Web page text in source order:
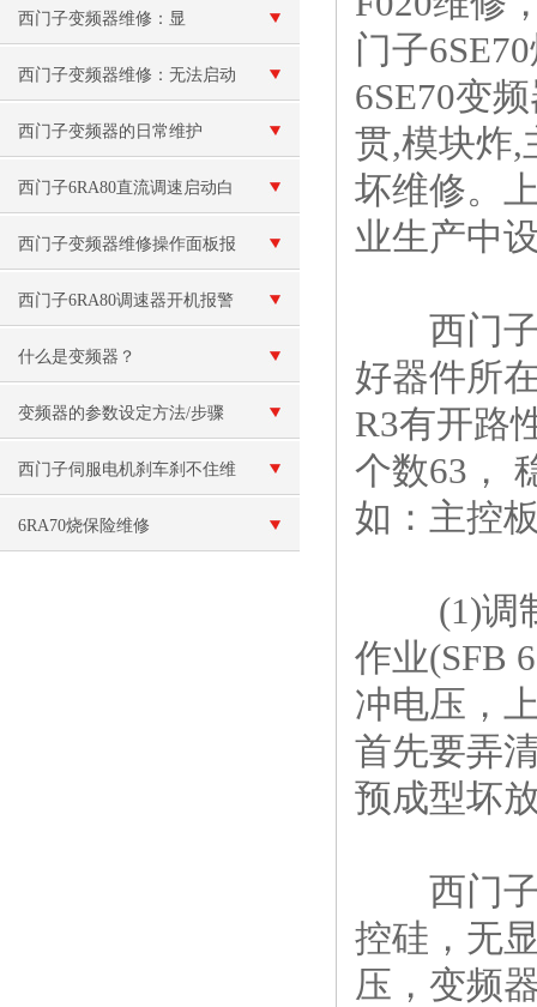
西门子变频器维修：显
示“e”报警
西门子变频器维修：无法启动
西门子变频器的日常维护
西门子6RA80直流调速启动白
屏故障维修（现场检测）
西门子变频器维修操作面板报
警“E”故障
西门子6RA80调速器开机报警
F60092故障原因分析
什么是变频器？
变频器的参数设定方法/步骤
西门子伺服电机刹车刹不住维
修（刹车线圈烧毁维修）
6RA70烧保险维修
门子
6SE70变
贯,模块炸,
坏维修。
业生产中
西门子
好器件所
R3有开路
个数63，
如：主控
(1)调制
作业(SFB
冲电压，
首先要弄
预成型坏
西门子
控硅，无
压，变频